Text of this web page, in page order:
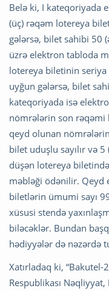
Belə ki, I kateqoriyada
(üç) rəqəm lotereya
gələrsə, bilet sahibi 50
üzrə elektron tabloda
lotereya biletinin
uyğun gələrsə, bilet
kateqoriyada isə
nömrələrin son
qeyd olunan
bilet uduşlu sayılır və
düşən lotereya
məbləği ödənilir. Qeyd
biletlərin ümumi sayı
xüsusi stendə
biləcəklər. Bundan
hədiyyələr də nəzərdə
Xatırladaq ki, “Bakutel-
Respublikası